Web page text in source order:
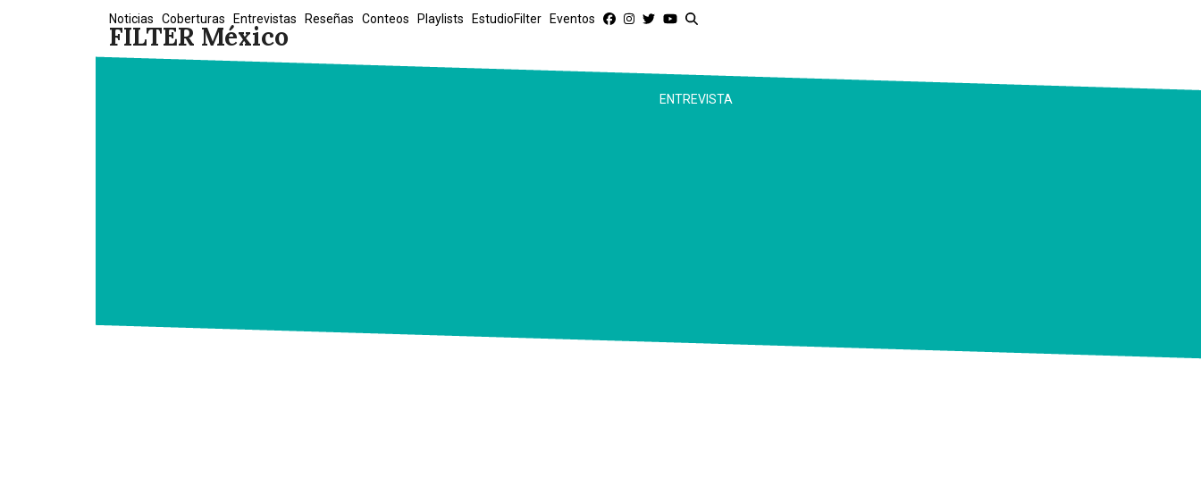
FILTER México
Noticias Coberturas Entrevistas Reseñas Conteos Playlists EstudioFilter Eventos
ENTREVISTA